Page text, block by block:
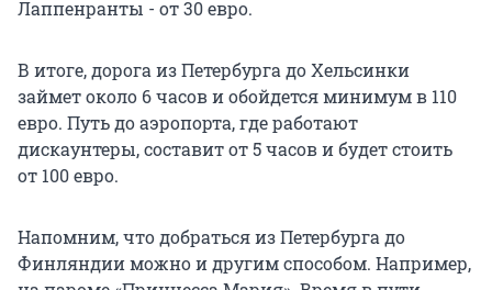
Лаппенранты - от 30 евро.
В итоге, дорога из Петербурга до Хельсинки
займет около 6 часов и обойдется минимум в 110
евро. Путь до аэропорта, где работают
дискаунтеры, составит от 5 часов и будет стоить
от 100 евро.
Напомним, что добраться из Петербурга до
Финляндии можно и другим способом. Например,